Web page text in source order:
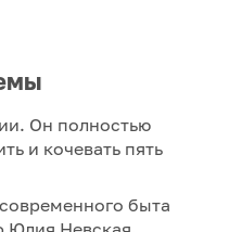
Он полностью
и кочевать пять
быта